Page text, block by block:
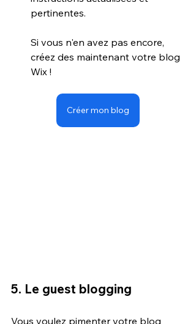
pertinentes.
Si vous n'en avez pas encore,
créez des maintenant votre blog
Wix !
Créer mon blog
5. Le guest blogging
Vous voulez pimenter votre blog